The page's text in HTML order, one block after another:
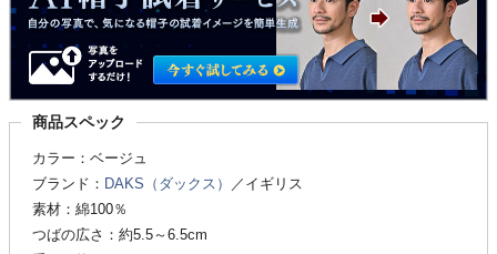
商品スペック
カラー：ベージュ
ブランド： DAKS（ダックス）
／イギリス
素材：綿100％
つばの広さ：約5.5～6.5cm